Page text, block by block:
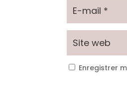
Enregistrer